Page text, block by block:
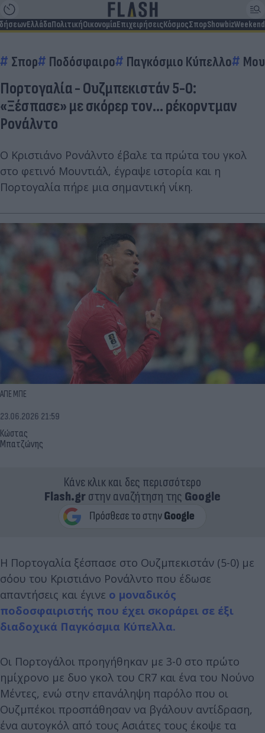
ΕλλάδαΠολιτικήΟικονομίαΕπιχειρήσειςΚόσμοςΣπορShowbizWeekend
Σπορ Ποδόσφαιρο Παγκόσμιο Κύπελλο
Πορτογαλία - Ουζμπεκιστάν 5-0:
«Ξέσπασε» με σκόρερ τον... ρέκορντμαν
Ρονάλντο
Ο Κριστιάνο Ρονάλντο έβαλε τα πρώτα του γκολ
στο φετινό Μουντιάλ, έγραψε ιστορία και η
Πορτογαλία πήρε μια σημαντική νίκη.
ΑΠΕ ΜΠΕ
Κώστας
Μπατζώνης
23.06.2026 21:59
Κάνε κλικ και δες περισσότερο
Flash.grστην αναζήτηση της Google
Η Πορτογαλία ξέσπασε στο Ουζμπεκιστάν (5-0) με
σόου του Κριστιάνο Ρονάλντο που έδωσε
απαντήσεις και έγινε ο μοναδικός
ποδοσφαιριστής που έχει σκοράρει σε έξι
διαδοχικά Παγκόσμια Κύπελλα.
Οι Πορτογάλοι προηγήθηκαν με 3-0 στο πρώτο
ημίχρονο με δυο γκολ του CR7 και ένα του Νούνο
Μέντες, ενώ στην επανάληψη παρόλο που οι
Ουζμπέκοι προσπάθησαν να βγάλουν αντίδραση,
ένα αυτογκόλ από τους Ασιάτες τους έκοψε τα